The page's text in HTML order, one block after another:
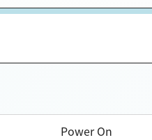
Power On